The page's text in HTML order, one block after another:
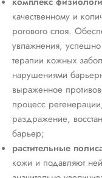
качественному и
рогового слоя.
увлажнения,
терапии кожных
нарушениями
выраженное
процесс
раздражение,
барьер;
растительные
кожи и подавляют